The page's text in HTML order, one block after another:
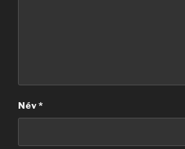
Név*